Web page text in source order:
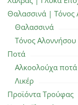
Θαλασσινά | Τόνος
Θαλασσινά
Τόνος Αλοννήσου
Ποτά
Αλκοολούχα ποτά
Λικέρ
Προϊόντα Τρούφας